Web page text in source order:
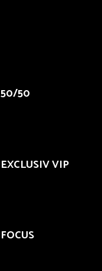
50/50
EXCLUSIV VIP
FOCUS